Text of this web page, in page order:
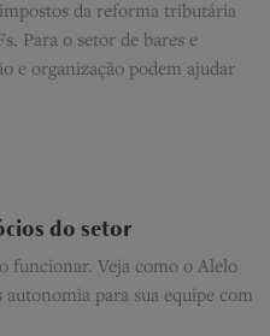
da reforma tributária
Para o setor de bares e
e organização podem ajudar
do setor
funcionar. Veja como o Alelo
para sua equipe com